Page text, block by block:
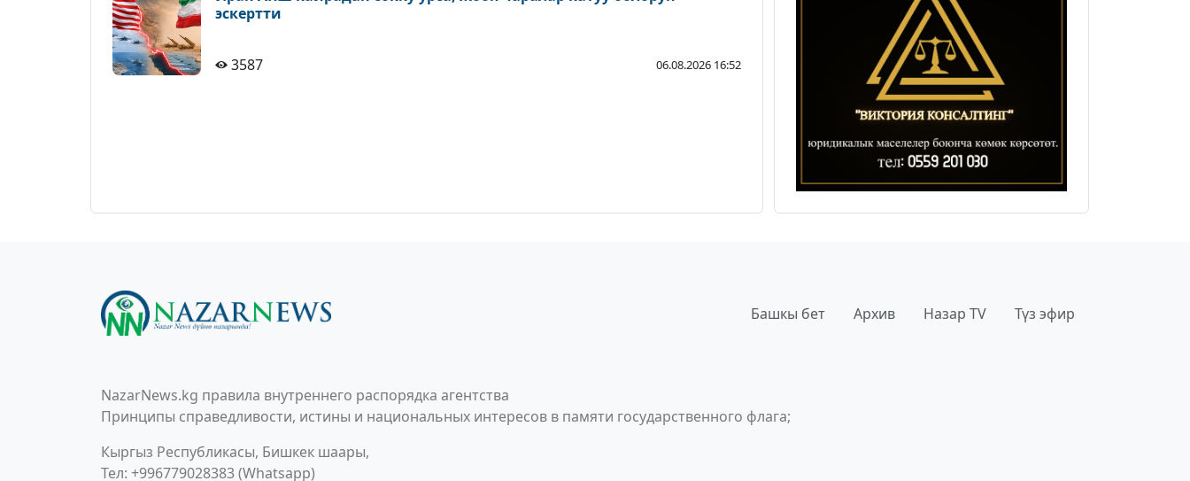
эскертти
3587 06.08.2026 16:52
Башкы бет Архив Назар TV Түз эфир
NazarNews.kg правила внутреннего распорядка агентства
Принципы справедливости, истины и национальных интересов в памяти государственного флага;
Кыргыз Республикасы, Бишкек шаары,
Тел: +996779028383 (Whatsapp)